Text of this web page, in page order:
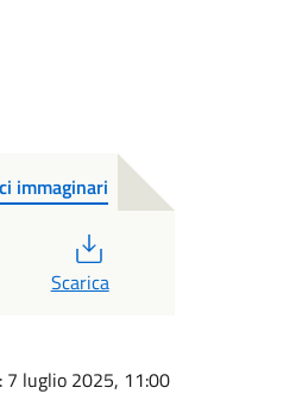
immaginari
Scarica
: 7 luglio 2025, 11:00